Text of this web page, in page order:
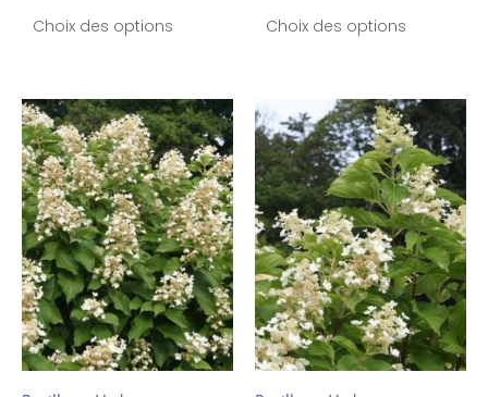
Choix des options Choix des options